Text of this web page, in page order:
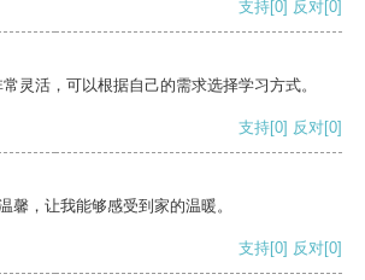
支持[0] 反对[0]
灵活，可以根据自己的需求选择学习方式。
支持[0] 反对[0]
馨，让我能够感受到家的温暖。
支持[0] 反对[0]